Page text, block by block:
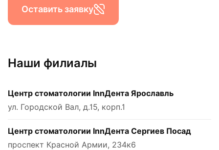
Оставить заявку
Наши филиалы
Центр стоматологии InnДента Ярославль
ул. Городской Вал, д.15, корп.1
Центр стоматологии InnДента Сергиев Посад
проспект Красной Армии, 234к6